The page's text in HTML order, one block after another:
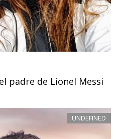
padre de Lionel Messi
UNDEFINED